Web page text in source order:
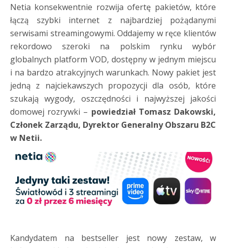
Netia konsekwentnie rozwija ofertę pakietów, które
łączą szybki internet z najbardziej pożądanymi
serwisami streamingowymi. Oddajemy w ręce klientów
rekordowo szeroki na polskim rynku wybór
globalnych platform VOD, dostępny w jednym miejscu
i na bardzo atrakcyjnych warunkach. Nowy pakiet jest
jedną z najciekawszych propozycji dla osób, które
szukają wygody, oszczędności i najwyższej jakości
domowej rozrywki – powiedział Tomasz Dakowski,
Członek Zarządu, Dyrektor Generalny Obszaru B2C
w Netii.
Kandydatem na bestseller jest nowy zestaw, w